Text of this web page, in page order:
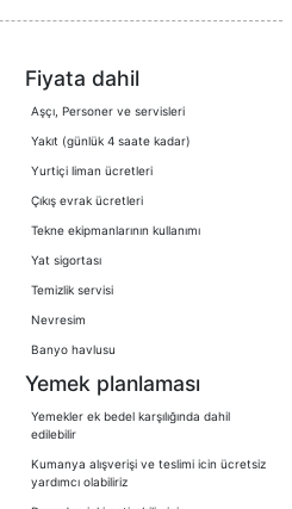
Fiyata dahil
Aşçı, Personer ve servisleri
Yakıt (günlük 4 saate kadar)
Yurtiçi liman ücretleri
Çıkış evrak ücretleri
Tekne ekipmanlarının kullanımı
Yat sigortası
Temizlik servisi
Nevresim
Banyo havlusu
Yemek planlaması
Yemekler ek bedel karşılığında dahil
edilebilir
Kumanya alışverişi ve teslimi icin ücretsiz
yardımcı olabiliriz